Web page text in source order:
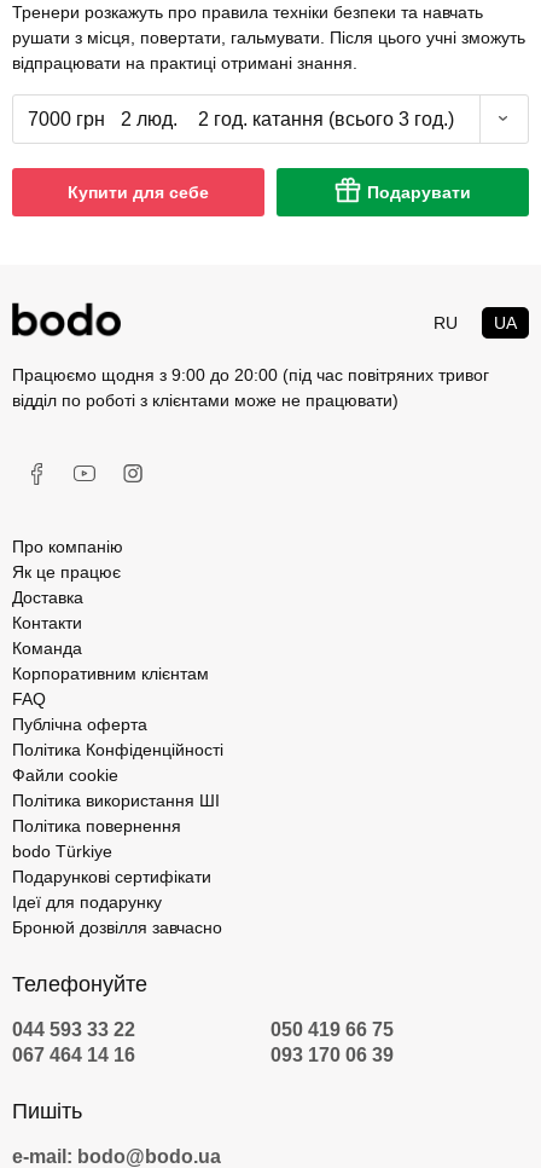
Тренери розкажуть про правила техніки безпеки та навчать
рушати з місця, повертати, гальмувати. Після цього учні зможуть
відпрацювати на практиці отримані знання.
7000 грн 2 люд. 2 год. катання (всього 3 год.)
Купити для себе Подарувати
RU UA
Працюємо щодня з 9:00 до 20:00 (під час повітряних тривог
відділ по роботі з клієнтами може не працювати)
Про компанію
Як це працює
Доставка
Контакти
Команда
Корпоративним клієнтам
FAQ
Публічна оферта
Політика Конфіденційності
Файли cookie
Політика використання ШІ
Політика повернення
bodo Türkiye
Подарункові сертифікати
Ідеї для подарунку
Бронюй дозвілля завчасно
Телефонуйте
044 593 33 22
050 419 66 75
067 464 14 16
093 170 06 39
Пишіть
e-mail: bodo@bodo.ua